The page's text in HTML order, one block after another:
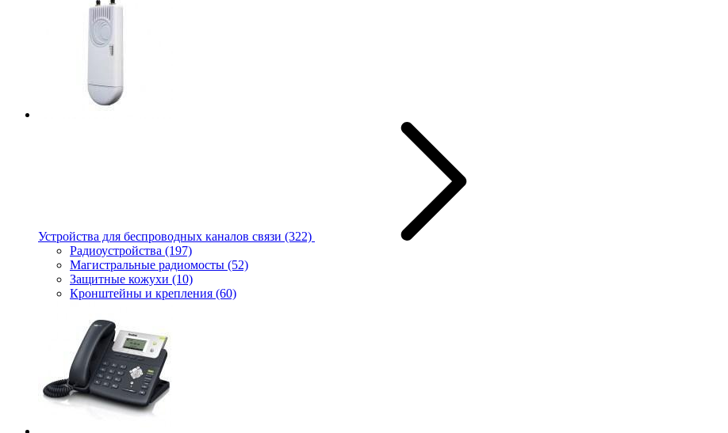
Устройства для беспроводных каналов связи (322)
Радиоустройства (197)
Магистральные радиомосты (52)
Защитные кожухи (10)
Кронштейны и крепления (60)